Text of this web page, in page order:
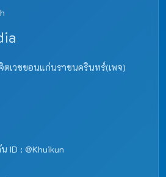
ตเวชขอนแก่นราชนครินทร์(เพจ)
ID : @Khuikun